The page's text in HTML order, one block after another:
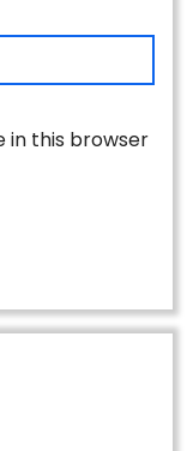
in this browser